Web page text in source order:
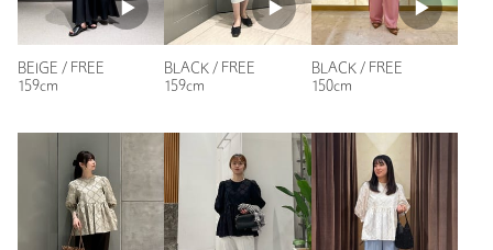
普段の着用サイズ：
参考になった
ニックネーム： まゆ
BEIGE / FREE
159cm
BLACK / FREE
159cm
BLACK / FREE
150cm